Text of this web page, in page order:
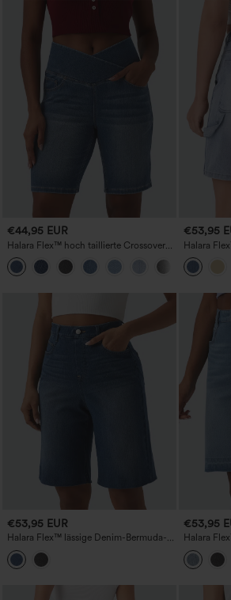
€44,95 EUR
Halara Flex™ hoch taillierte Crossover-
Denim-Bermuda-Shorts mit
bauchformender Wirkung und Taschen
€53,95
Halara
Taschen
Bermuda
€53,95 EUR
Halara Flex™ lässige Denim-Bermuda-
Shorts mit hohem Bund,
bauchformendem Effekt und Taschen
€53,95
Halara
Bermuda-